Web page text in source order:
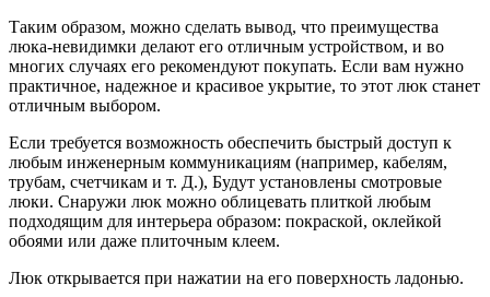
Таким образом, можно сделать вывод, что преимущества
люка-невидимки делают его отличным устройством, и во
многих случаях его рекомендуют покупать. Если вам нужно
практичное, надежное и красивое укрытие, то этот люк станет
отличным выбором.
Если требуется возможность обеспечить быстрый доступ к
любым инженерным коммуникациям (например, кабелям,
трубам, счетчикам и т. Д.), Будут установлены смотровые
люки. Снаружи люк можно облицевать плиткой любым
подходящим для интерьера образом: покраской, оклейкой
обоями или даже плиточным клеем.
Люк открывается при нажатии на его поверхность ладонью.